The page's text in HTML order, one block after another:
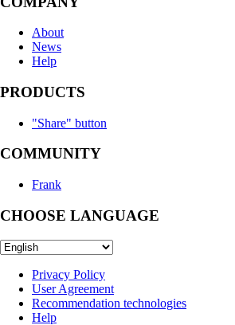
About
News
Help
PRODUCTS
"Share" button
COMMUNITY
Frank
CHOOSE LANGUAGE
Privacy Policy
User Agreement
Recommendation technologies
Help